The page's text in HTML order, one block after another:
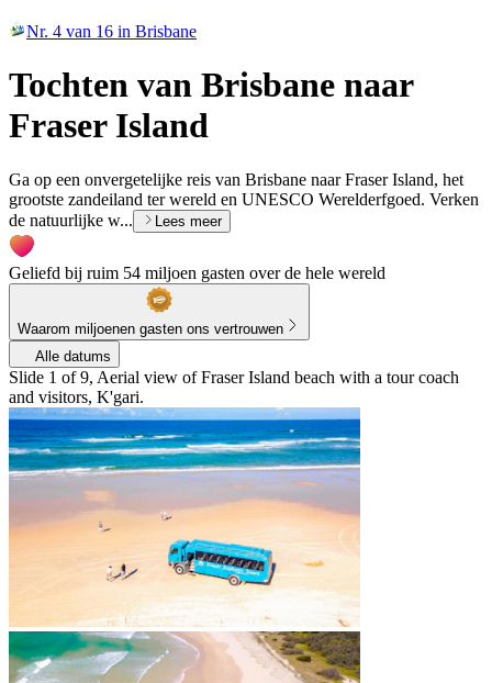
Nr. 4 van 16 in Brisbane
Tochten van Brisbane naar
Fraser Island
Ga op een onvergetelijke reis van Brisbane naar Fraser Island, het
grootste zandeiland ter wereld en UNESCO Werelderfgoed. Verken
de natuurlijke w...
Lees meer
Geliefd bij ruim 54 miljoen gasten over de hele wereld
Waarom miljoenen gasten ons vertrouwen
Alle datums
Slide 1 of 9, Aerial view of Fraser Island beach with a tour coach
and visitors, K'gari.